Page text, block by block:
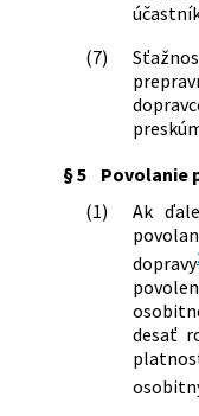
(7)
§ 5
Povolanie
(1)
Ak
dopravy
desať